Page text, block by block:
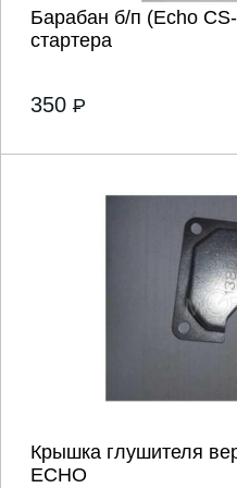
Барабан б/п (Echo
стартера
350 P
Крышка глушителя
ECHO